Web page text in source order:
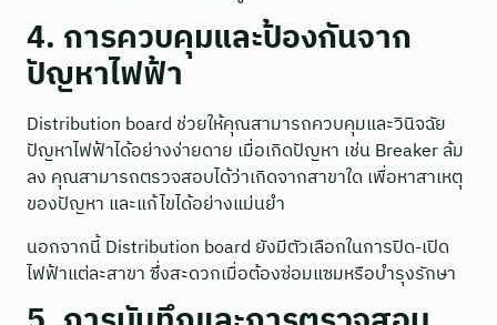
4. การควบคุมและป้องกันจาก
ปัญหาไฟฟ้า
Distribution board ช่วยให้คุณสามารถควบคุมและวินิจฉัย
ปัญหาไฟฟ้าได้อย่างง่ายดาย เมื่อเกิดปัญหา เช่น Breaker ล้ม
ลง คุณสามารถตรวจสอบได้ว่าเกิดจากสาขาใด เพื่อหาสาเหตุ
ของปัญหา และแก้ไขได้อย่างแม่นยำ
นอกจากนี้ Distribution board ยังมีตัวเลือกในการปิด-เปิด
ไฟฟ้าแต่ละสาขา ซึ่งสะดวกเมื่อต้องซ่อมแซมหรือบำรุงรักษา